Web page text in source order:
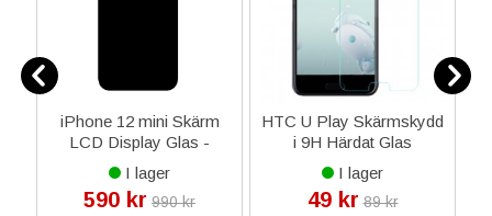
iPhone 12 mini Skärm
LCD Display Glas -
Livstidsgaranti
I lager
590 kr 990 kr
HTC U Play Skärmskydd
i 9H Härdat Glas
I lager
49 kr 89 kr